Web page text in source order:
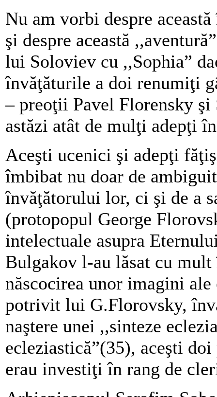
Nu am vorbi despre
şi despre această
lui Soloviev cu ,,Sophia”
învăţăturile a doi renumiţi
– preoţii Pavel Florensky
astăzi atât de mulţi adepţi
Aceşti ucenici şi adepţi
îmbibat nu doar de
învăţătorului lor, ci şi de a
(protopopul George
intelectuale asupra
Bulgakov l-au lăsat cu
născocirea unor imagini
potrivit lui G.Florovsky,
naştere unei ,,sinteze
ecleziastică”(35), aceşti
erau investiţi în rang de